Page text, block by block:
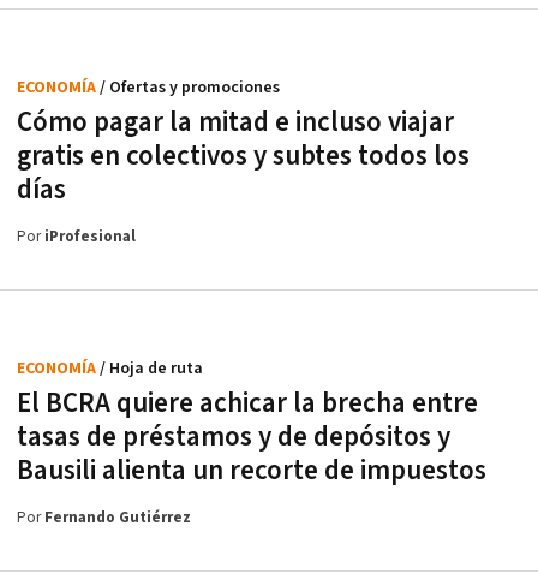
Cómo pagar la mitad e incluso viajar
gratis en colectivos y subtes todos los
días
ECONOMÍA/ Ofertas y promociones
PoriProfesional
El BCRA quiere achicar la brecha entre
tasas de préstamos y de depósitos y
Bausili alienta un recorte de impuestos
ECONOMÍA/ Hoja de ruta
PorFernando Gutiérrez